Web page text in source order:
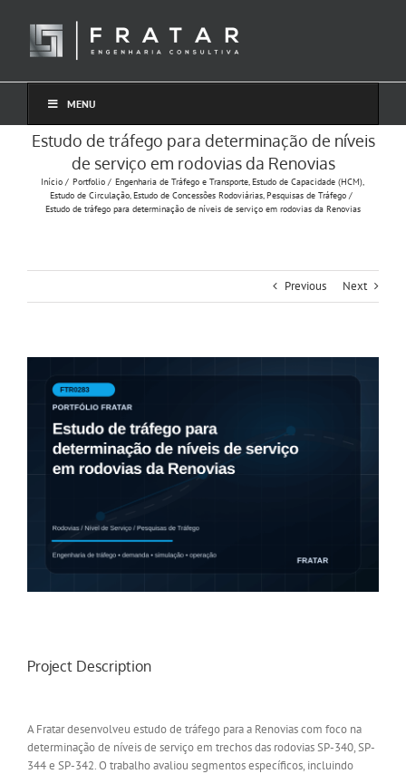
conteúdo
MENU
Estudo de tráfego para determinação de níveis
de serviço em rodovias da Renovias
Início Portfolio Engenharia de Tráfego e Transporte Estudo de Capacidade (HCM)
Estudo de Circulação Estudo de Concessões Rodoviárias Pesquisas de Tráfego
Estudo de tráfego para determinação de níveis de serviço em rodovias da Renovias
Previous Next
Project Description
A Fratar desenvolveu estudo de tráfego para a Renovias com foco na
determinação de níveis de serviço em trechos das rodovias SP-340, SP-
344 e SP-342. O trabalho avaliou segmentos específicos, incluindo